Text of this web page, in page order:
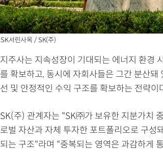
SK서린사옥 / SK(주)
지주사는 지속성장이 기대되는 에너지 환경
를 확보하고, 동시에 자회사들은 그간 분산
선 및 안정적인 수익 구조를 확보하는 전략이
SK(주) 관계자는 "SK㈜가 보유한 지분가치
로벌 자산과 자체 투자한 포트폴리오로 구성
되는 구조"라며 "중복되는 영역은 과감하게